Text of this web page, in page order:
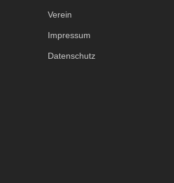
Verein
Impressum
Datenschutz